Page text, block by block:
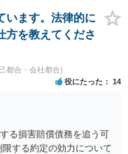
います。法律的に
方を教えてくださ
都合・会社都合)
役にたった 14
る損害賠償債務を追う可
する約定の効力について